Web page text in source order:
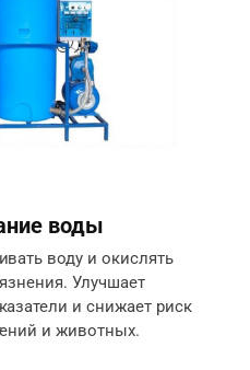
воды
воду и окислять
Улучшает
и снижает риск
и животных.